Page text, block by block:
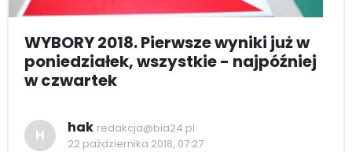
WYBORY 2018. Pierwsze wyniki już w
poniedziałek, wszystkie - najpóźniej
w czwartek
H hak redakcja@bia24.pl
22 października 2018, 07:27